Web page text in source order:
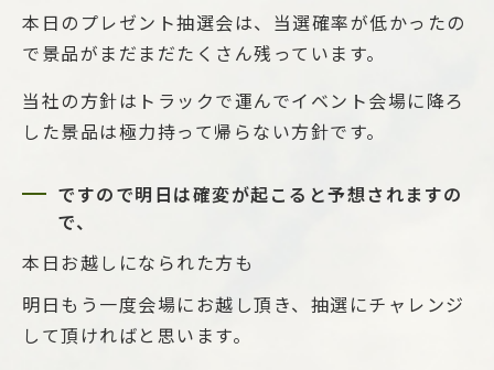
本日のプレゼント抽選会は、当選確率が低かったの
で景品がまだまだたくさん残っています。
当社の方針はトラックで運んでイベント会場に降ろ
した景品は極力持って帰らない方針です。
ですので明日は確変が起こると予想されますの
で、
本日お越しになられた方も
明日もう一度会場にお越し頂き、抽選にチャレンジ
して頂ければと思います。